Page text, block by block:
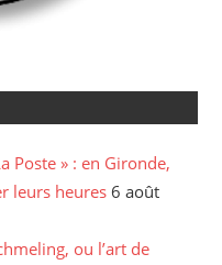
Poste » : en Gironde,
leurs heures 6 août
ou l’art de